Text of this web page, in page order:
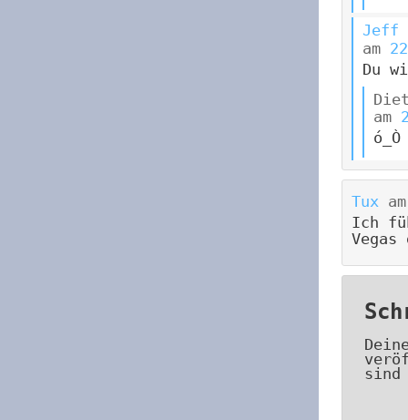
Jeff
am
Du
am
ó_Ò
Tux
Ich
Vegas